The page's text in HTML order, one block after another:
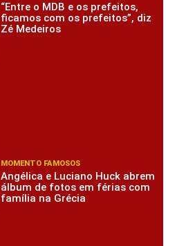
“Entre o MDB e os prefeitos,
ficamos com os prefeitos”, diz
Zé Medeiros
MOMENTO FAMOSOS
Angélica e Luciano Huck abrem
álbum de fotos em férias com
família na Grécia